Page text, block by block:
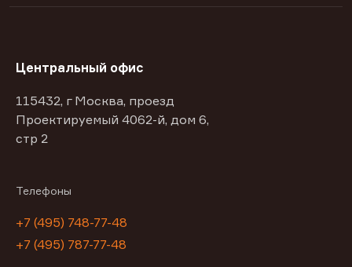
Центральный офис
115432, г Москва, проезд
Проектируемый 4062-й, дом 6,
стр 2
Телефоны
+7 (495) 748-77-48
+7 (495) 787-77-48